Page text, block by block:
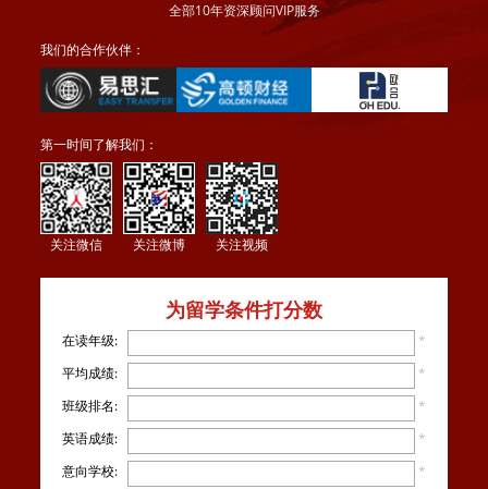
全部10年资深顾问VIP服务
我们的合作伙伴：
第一时间了解我们：
关注微信 关注微博 关注视频
为留学条件打分数
在读年级:
*
平均成绩:
*
班级排名:
*
英语成绩:
*
意向学校:
*